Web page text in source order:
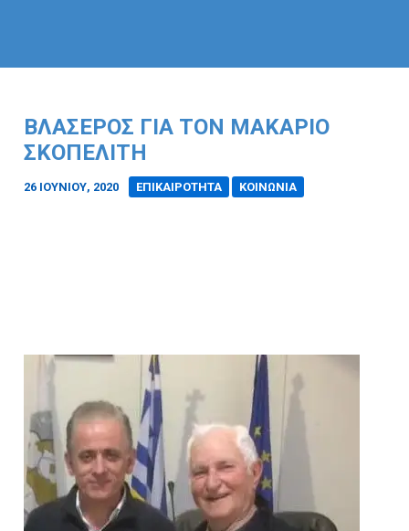
ΒΛΑΣΕΡΟΣ ΓΙΑ ΤΟΝ ΜΑΚΑΡΙΟ
ΣΚΟΠΕΛΙΤΗ
26 ΙΟΥΝΊΟΥ, 2020 ΕΠΙΚΑΙΡΟΤΗΤΑ ΚΟΙΝΩΝΙΑ